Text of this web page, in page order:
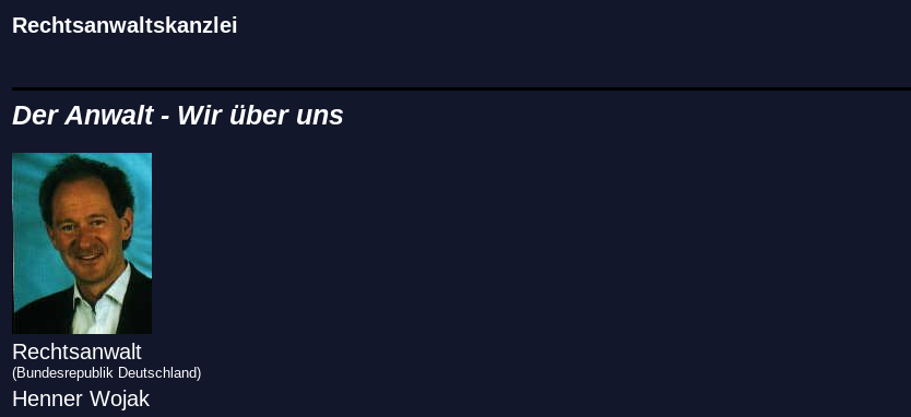
Rechtsanwaltskanzlei
Der Anwalt - Wir über uns
Rechtsanwalt
(Bundesrepublik Deutschland)
Henner Wojak